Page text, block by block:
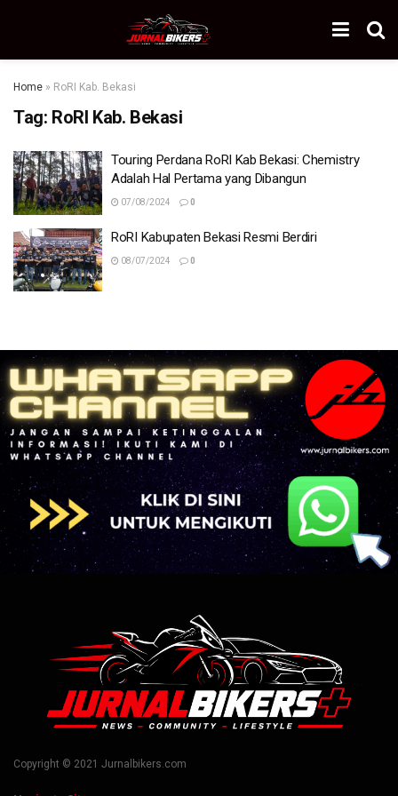
Home » RoRI Kab. Bekasi
Tag: RoRI Kab. Bekasi
Touring Perdana RoRI Kab Bekasi: Chemistry
Adalah Hal Pertama yang Dibangun
07/08/2024 0
RoRI Kabupaten Bekasi Resmi Berdiri
08/07/2024 0
Copyright © 2021 Jurnalbikers.com